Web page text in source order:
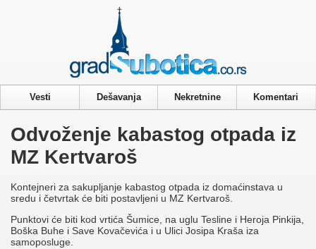
Vesti Dešavanja Nekretnine Komentari
Odvoženje kabastog otpada iz
MZ Kertvaroš
Kontejneri za sakupljanje kabastog otpada iz domaćinstava u
sredu i četvrtak će biti postavljeni u MZ Kertvaroš.
Punktovi će biti kod vrtića Šumice, na uglu Tesline i Heroja Pinkija,
Boška Buhe i Save Kovačevića i u Ulici Josipa Kraša iza
samoposluge.
Privacy & Cookies Policy